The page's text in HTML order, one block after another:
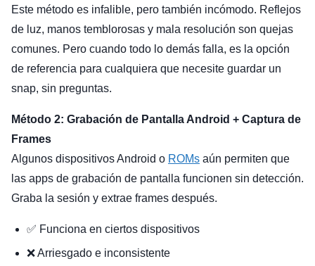
Este método es infalible, pero también incómodo. Reflejos
de luz, manos temblorosas y mala resolución son quejas
comunes. Pero cuando todo lo demás falla, es la opción
de referencia para cualquiera que necesite guardar un
snap, sin preguntas.
Método 2: Grabación de Pantalla Android + Captura de
Frames
Algunos dispositivos Android o ROMs aún permiten que
las apps de grabación de pantalla funcionen sin detección.
Graba la sesión y extrae frames después.
✅ Funciona en ciertos dispositivos
❌ Arriesgado e inconsistente